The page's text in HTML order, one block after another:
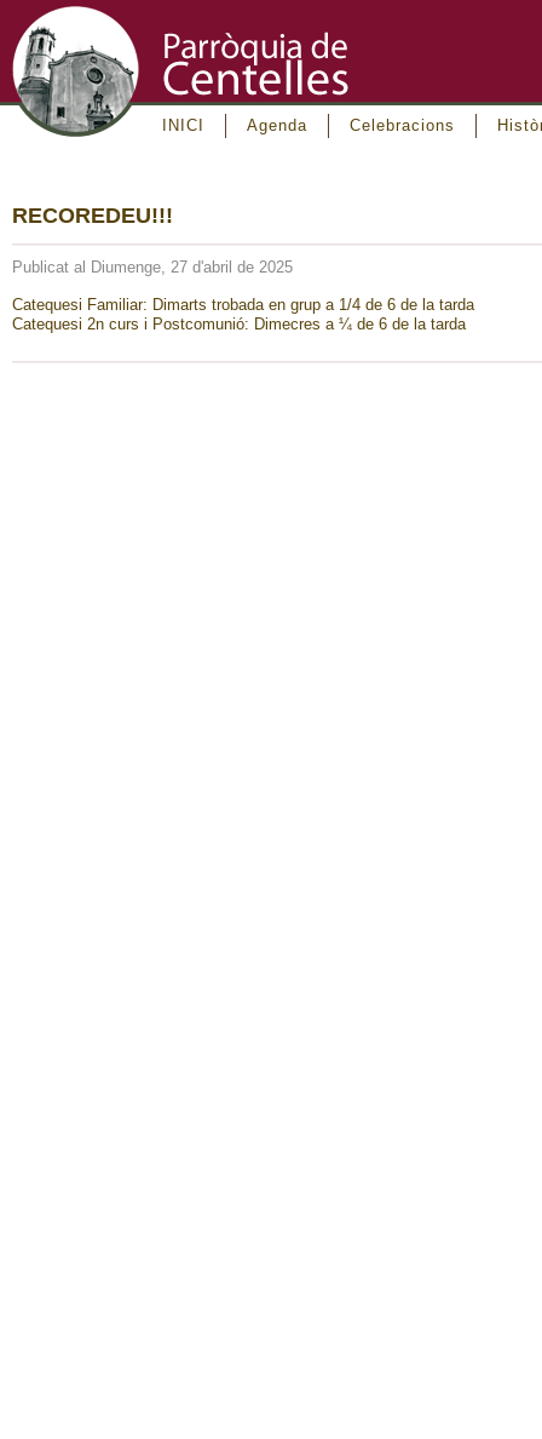
INICI Agenda Celebracions
RECOREDEU!!!
Publicat al Diumenge, 27 d'abril de 2025
Catequesi Familiar: Dimarts trobada en grup a 1/4 de 6 de la tarda
Catequesi 2n curs i Postcomunió: Dimecres a ¼ de 6 de la tarda